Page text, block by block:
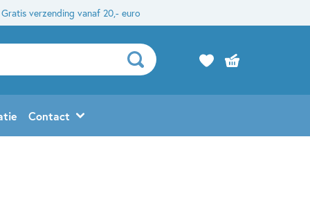
Gratis verzending vanaf 20,- euro
Contact